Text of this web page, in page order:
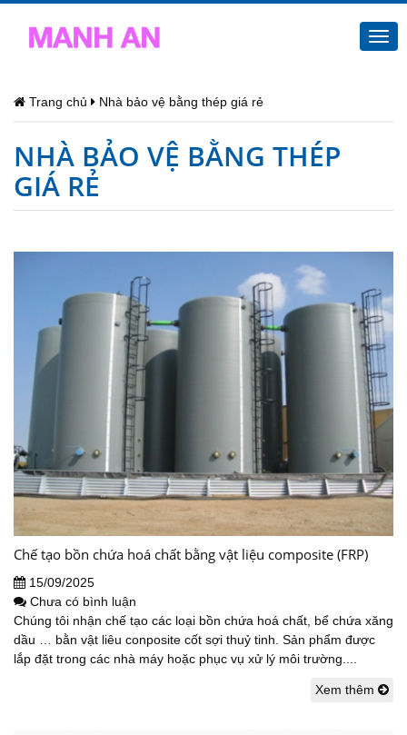
Trang chủ Nhà bảo vệ bằng thép giá rẻ
NHÀ BẢO VỆ BẰNG THÉP
GIÁ RẺ
Chế tạo bồn chứa hoá chất bằng vật liệu composite (FRP)
15/09/2025
Chưa có bình luận
Chúng tôi nhận chế tạo các loại bồn chứa hoá chất, bể chứa xăng
dầu … bằn vật liêu conposite cốt sợi thuỷ tinh. Sản phẩm được
lắp đặt trong các nhà máy hoặc phục vụ xử lý môi trường....
Xem thêm